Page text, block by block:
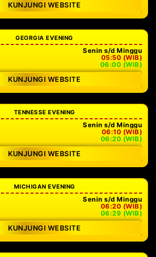
KUNJUNGI WEBSITE
GEORGIA EVENING
Senin s/d Minggu
05:50 (WIB)
06:00 (WIB)
KUNJUNGI WEBSITE
TENNESSE EVENING
Senin s/d Minggu
06:10 (WIB)
06:20 (WIB)
KUNJUNGI WEBSITE
MICHIGAN EVENING
Senin s/d Minggu
06:20 (WIB)
06:29 (WIB)
KUNJUNGI WEBSITE